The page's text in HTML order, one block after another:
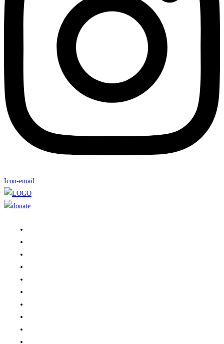
Icon-email